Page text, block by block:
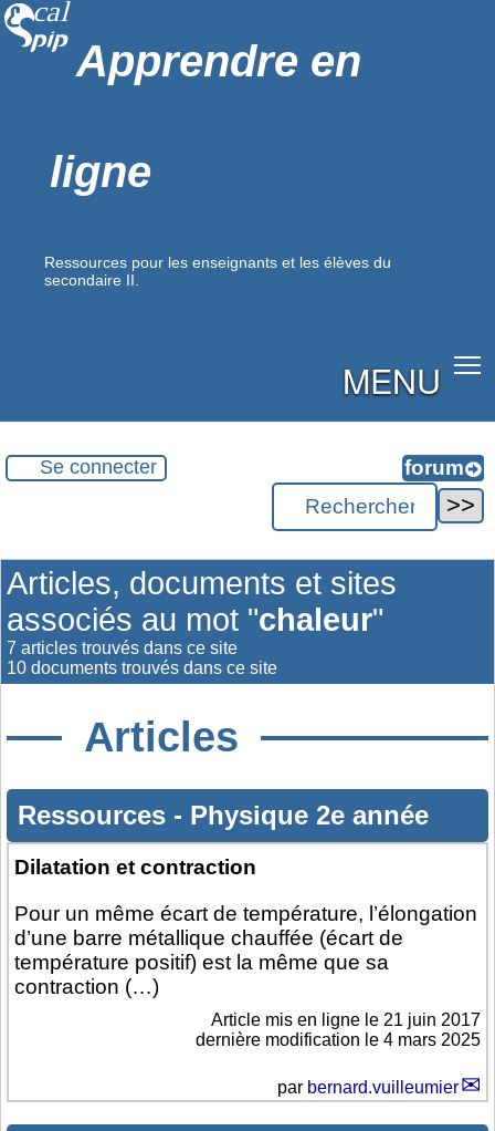
Apprendre en
ligne
Ressources pour les enseignants et les élèves du
secondaire II.
MENU
Se connecter
Articles, documents et sites
associés au mot "chaleur"
7 articles trouvés dans ce site
10 documents trouvés dans ce site
Articles
Ressources - Physique 2e année
Dilatation et contraction
Pour un même écart de température, l’élongation
d’une barre métallique chauffée (écart de
température positif) est la même que sa
contraction (…)
Article mis en ligne le 21 juin 2017
dernière modification le 4 mars 2025
par bernard.vuilleumier